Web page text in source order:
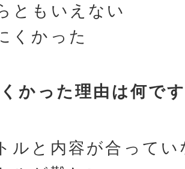
ともいえない
くかった
かった理由は何で
ルと内容が合ってい